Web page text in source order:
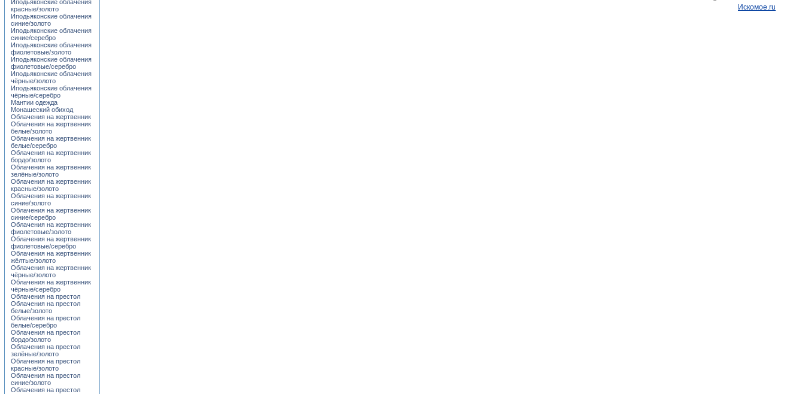
Иподьяконские облачения
красные/золото
Иподьяконские облачения
синие/золото
Иподьяконские облачения
синие/серебро
Иподьяконские облачения
фиолетовые/золото
Иподьяконские облачения
фиолетовые/серебро
Иподьяконские облачения
чёрные/золото
Иподьяконские облачения
чёрные/серебро
Мантии одежда
Монашеский обиход
Облачения на жертвенник
Облачения на жертвенник
белые/золото
Облачения на жертвенник
белые/серебро
Облачения на жертвенник
бордо/золото
Облачения на жертвенник
зелёные/золото
Облачения на жертвенник
красные/золото
Облачения на жертвенник
синие/золото
Облачения на жертвенник
синие/серебро
Облачения на жертвенник
фиолетовые/золото
Облачения на жертвенник
фиолетовые/серебро
Облачения на жертвенник
жёлтые/золото
Облачения на жертвенник
чёрные/золото
Облачения на жертвенник
чёрные/серебро
Облачения на престол
Облачения на престол
белые/золото
Облачения на престол
белые/серебро
Облачения на престол
бордо/золото
Облачения на престол
зелёные/золото
Облачения на престол
красные/золото
Облачения на престол
синие/золото
Облачения на престол
Искомое.ru